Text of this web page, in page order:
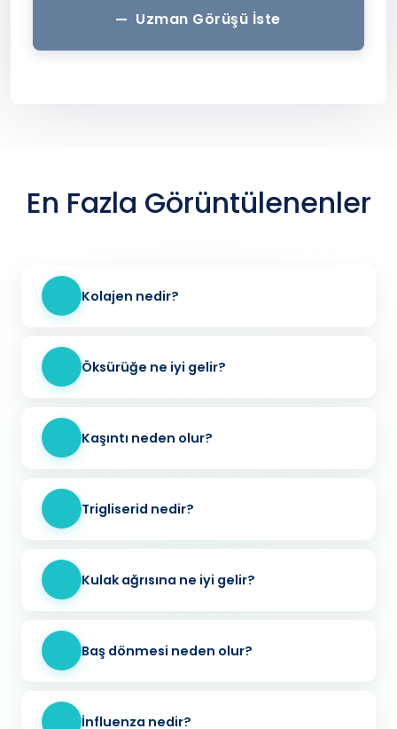
Uzman Görüşü İste
En Fazla Görüntülenenler
Kolajen nedir?
Öksürüğe ne iyi gelir?
Kaşıntı neden olur?
Trigliserid nedir?
Kulak ağrısına ne iyi gelir?
Baş dönmesi neden olur?
İnfluenza nedir?